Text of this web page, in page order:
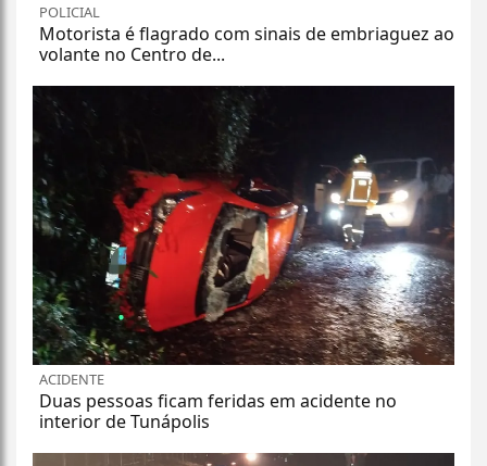
POLICIAL
Motorista é flagrado com sinais de embriaguez ao
volante no Centro de...
ACIDENTE
Duas pessoas ficam feridas em acidente no
interior de Tunápolis